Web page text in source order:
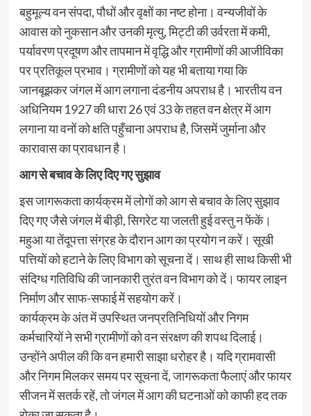
बहुमूल्य वन संपदा, पौधों और वृक्षों का नष्ट होना। वन्यजीवों के
आवास को नुकसान और उनकी मृत्यु, मिट्टी की उर्वरता में कमी,
पर्यावरण प्रदूषण और तापमान में वृद्धि और ग्रामीणों की आजीविका
पर प्रतिकूल प्रभाव। ग्रामीणों को यह भी बताया गया कि
जानबूझकर जंगल में आग लगाना दंडनीय अपराध है। भारतीय वन
अधिनियम 1927 की धारा 26 एवं 33 के तहत वन क्षेत्र में आग
लगाना या वनों को क्षति पहुँचाना अपराध है, जिसमें जुर्माना और
कारावास का प्रावधान है।
आग से बचाव के लिए दिए गए सुझाव
इस जागरूकता कार्यक्रम में लोगों को आग से बचाव के लिए सुझाव
दिए गए जैसे जंगल में बीड़ी, सिगरेट या जलती हुई वस्तु न फेंकें।
महुआ या तेंदूपत्ता संग्रह के दौरान आग का प्रयोग न करें। सूखी
पत्तियों को हटाने के लिए विभाग को सूचना दें। साथ ही साथ किसी भी
संदिग्ध गतिविधि की जानकारी तुरंत वन विभाग को दें। फायर लाइन
निर्माण और साफ-सफाई में सहयोग करें।
कार्यक्रम के अंत में उपस्थित जनप्रतिनिधियों और निगम
कर्मचारियों ने सभी ग्रामीणों को वन संरक्षण की शपथ दिलाई।
उन्होंने अपील की कि वन हमारी साझा धरोहर है। यदि ग्रामवासी
और निगम मिलकर समय पर सूचना दें, जागरूकता फैलाएं और फायर
सीजन में सतर्क रहें, तो जंगल में आग की घटनाओं को काफी हद तक